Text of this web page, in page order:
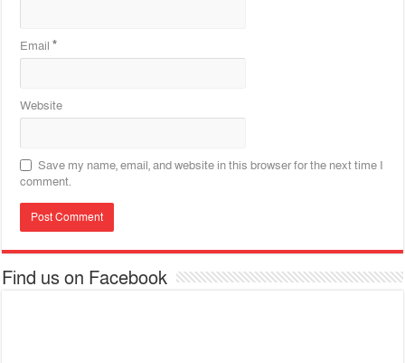
Email*
Website
Save my name, email, and website in this browser for the next time I
comment.
Find us on Facebook